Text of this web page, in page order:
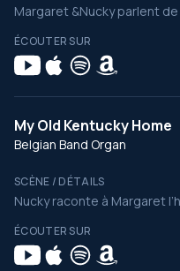
Margaret &Nucky parlent
ÉCOUTER SUR
My Old Kentucky Home
Belgian Band Organ
SCÈNE / DÉTAILS
Nucky raconte à Margaret
ÉCOUTER SUR